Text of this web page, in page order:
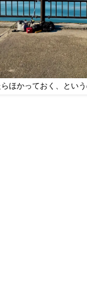
ほかっておく、という